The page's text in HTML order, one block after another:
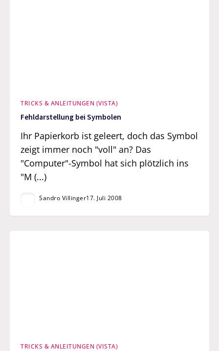
TRICKS & ANLEITUNGEN (VISTA)
Fehldarstellung bei Symbolen
Ihr Papierkorb ist geleert, doch das Symbol
zeigt immer noch "voll" an? Das
"Computer"-Symbol hat sich plötzlich ins
"M (...)
Sandro Villinger17. Juli 2008
TRICKS & ANLEITUNGEN (VISTA)